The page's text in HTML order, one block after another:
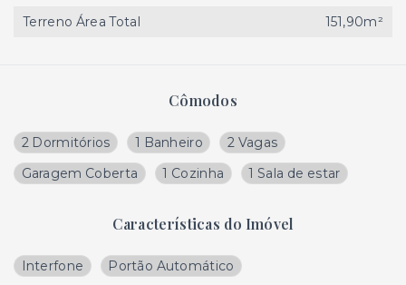
Cômodos
2 Dormitórios 1 Banheiro
2 Vagas
Garagem Coberta
1 Cozinha 1 Sala de estar
Características do Imóvel
Interfone Portão Automático
Terreno Área Total
151,90m²